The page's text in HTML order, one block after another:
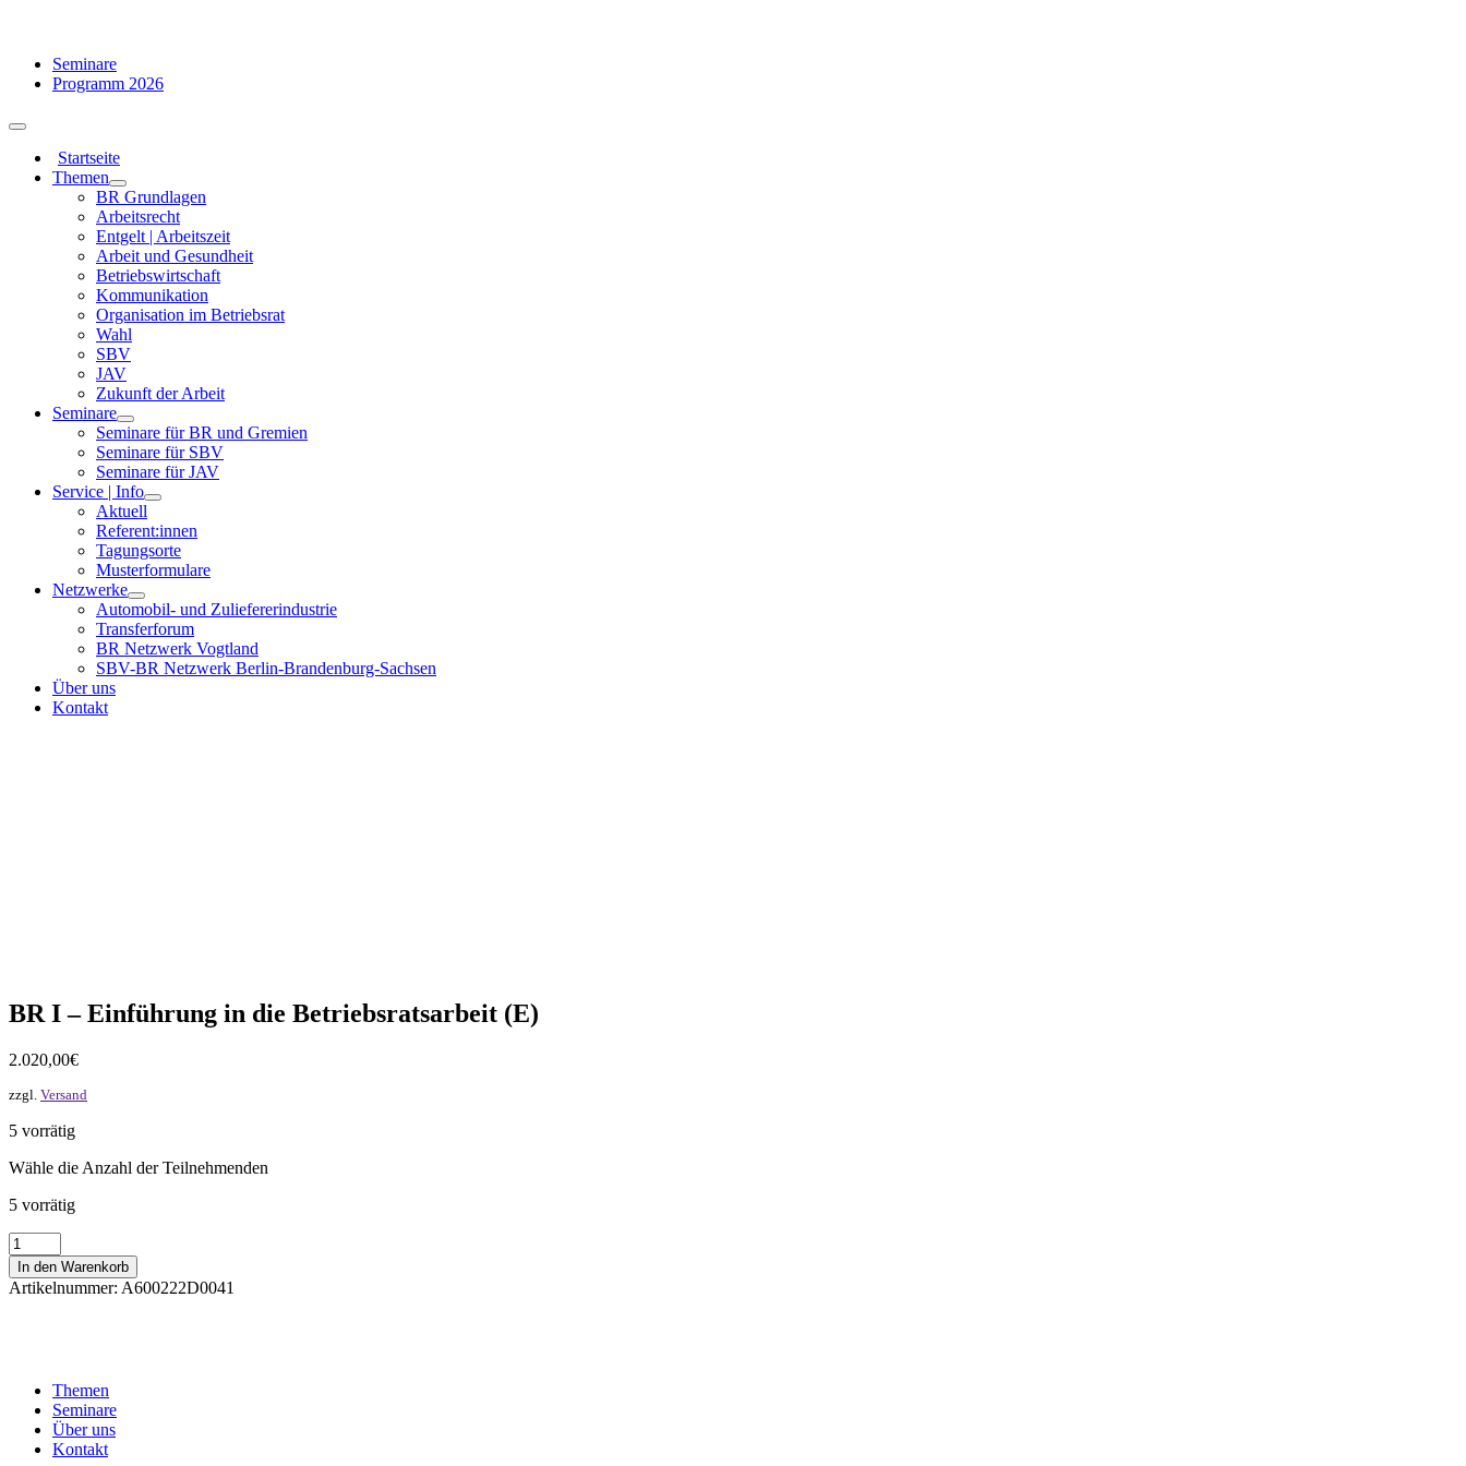
Zum
Inhalt
Seminare
Programm 2026
Toggle
NavigationStartseite
Themen
BR Grundlagen
Arbeits­recht
Entgelt | Arbeitszeit
Arbeit und Gesundheit
Betriebswirtschaft
Kommuni­kation
Organisation im Betriebsrat
Wahl
SBV
JAV
Zukunft der Arbeit
Seminare
Seminare für BR und Gremien
Seminare für SBV
Seminare für JAV
Service | Info
Aktuell
Referent:innen
Tagungsorte
Musterformulare
Netzwerke
Automobil- und Zuliefererindustrie
Transferforum
BR Netzwerk Vogtland
SBV-BR Netzwerk Berlin-Brandenburg-Sachsen
Über uns
Kontakt
BR I – Einführung in die Betriebsratsarbeit (E)
2.020,00€
zzgl. Versand
5 vorrätig
Wähle die Anzahl der Teilnehmenden
5 vorrätig
BR
I
-
Einführung
Menge
In den Warenkorb
Artikelnummer: A600222D0041
Themen
Seminare
Über uns
Kontakt